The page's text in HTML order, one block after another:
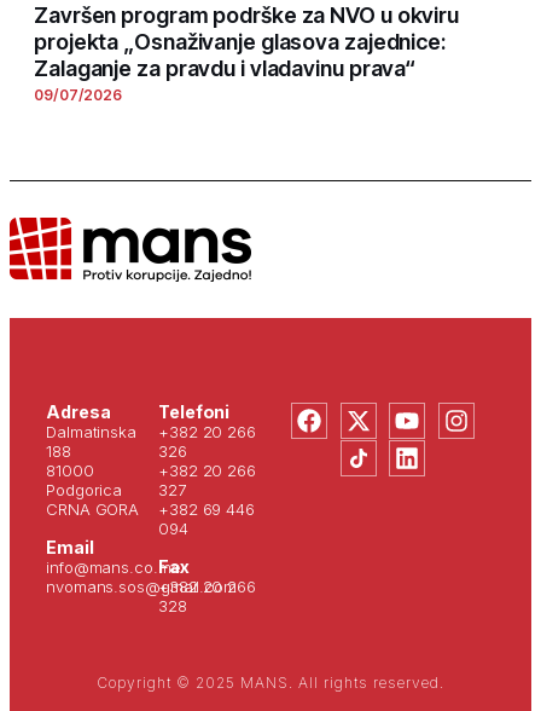
Završen program podrške za NVO u okviru
projekta „Osnaživanje glasova zajednice:
Zalaganje za pravdu i vladavinu prava“
09/07/2026
Adresa
Dalmatinska
188
81000
Podgorica
CRNA GORA
Email
info@mans.co.me
nvomans.sos@gmail.com
Telefoni
+382 20 266
326
+382 20 266
327
+382 69 446
094
Fax
+382 20 266
328
Copyright © 2025 MANS. All rights reserved.